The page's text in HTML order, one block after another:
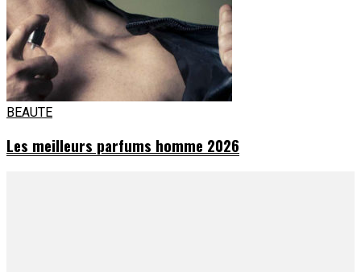
BEAUTE
Les meilleurs parfums homme 2026